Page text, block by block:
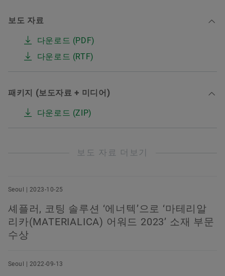
보도 자료
다운로드 (PDF)
다운로드 (RTF)
패키지 (보도자료 + 미디어)
다운로드 (ZIP)
보도 자료 더보기
Seoul | 2023-10-25
셰플러, 코팅 솔루션 ‘에너텍’으로 ‘마테리알
리카(MATERIALICA) 어워드 2023’ 소재 부문
수상
Seoul | 2022-09-13